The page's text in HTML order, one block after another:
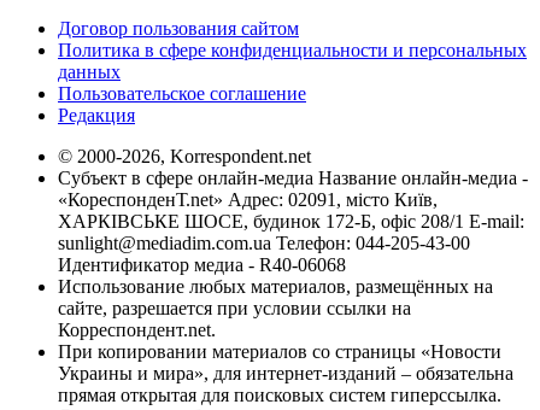
Договор пользования сайтом
Политика в сфере конфиденциальности и персональных
данных
Пользовательское соглашение
Редакция
© 2000-2026, Korrespondent.net
Субъект в сфере онлайн-медиа Название онлайн-медиа -
«КореспонденТ.net» Адрес: 02091, місто Київ,
ХАРКІВСЬКЕ ШОСЕ, будинок 172-Б, офіс 208/1 E-mail:
sunlight@mediadim.com.ua Телефон: 044-205-43-00
Идентификатор медиа - R40-06068
Использование любых материалов, размещённых на
сайте, разрешается при условии ссылки на
Корреспондент.net.
При копировании материалов со страницы «Новости
Украины и мира», для интернет-изданий – обязательна
прямая открытая для поисковых систем гиперссылка.